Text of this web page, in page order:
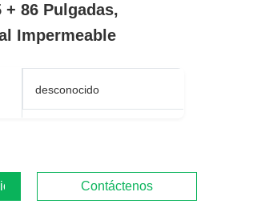
86 Pulgadas,
Impermeable
desconocido
Contáctenos